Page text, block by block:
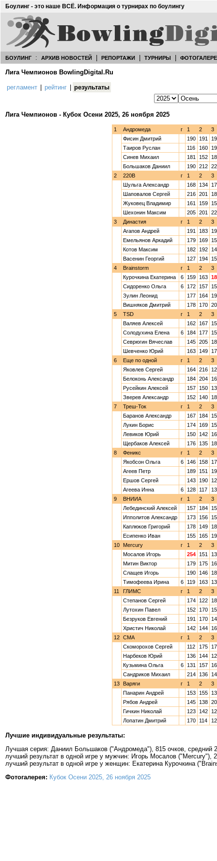
Боулинг - это наше ВСЁ. Информация о турнирах по боулингу
БОУЛИНГ : АРХИВ НОВОСТЕЙ РЕПОРТАЖИ ТУРНИРЫ
Лига Чемпионов BowlingDigital.Ru
регламент рейтинг результаты
Лига Чемпионов - Кубок Осени 2025, 26 ноября 2025
1 Андромеда г 1 2
3
Фисин Дмитрий
190 191
Таиров Руслан
116 160
Синев Михаил
181 152
Большаков Даниил
190 212
2
220В г 1 2
3
Шульга Александр
168 134
Шаповалов Сергей
216 201
Жуковец Владимир
161 159
Шехонин Максим
205 201
3
Династия г 1 2
3
Агапов Андрей
191 183
Емельянов Аркадий
179 169
Котов Максим
182 192
Васенин Георгий
127 194
4
Brainstorm г 1 2
3
Курочкина Екатерина
6 159 163
Сидоренко Ольга
6 172 157
Зулин Леонид
177 164
Вишняков Дмитрий
178 170
5
TSD г 1 2
3
Валяев Алексей
162 167
Солодухина Елена
6 184 177
Севрюгин Вячеслав
145 205
Шевченко Юрий
163 149
6
Еще по одной г 1 2
3
Яковлев Сергей
164 216
Белоконь Александр
184 204
Русейкин Алексей
157 150
Зверев Александр
152 140
7
Треш-Ток г 1 2
3
Баранов Александр
167 184
Лукин Борис
174 169
Левиков Юрий
150 142
Щербаков Алексей
176 135
8
Феникс г 1 2
3
Якобсон Ольга
6 146 158
Агеев Петр
189 151
Ершов Сергей
143 190
Агеева Инна
6 128 117
9
ВНИИА г 1 2
3
Лебединский Алексей
157 184
Ипполитов Александр
173 156
Каплюков Григорий
178 149
Есипенко Иван
155 165
10
Mercury г 1 2
3
Мосалов Игорь
254 151
Митин Виктор
179 175
Слащев Игорь
190 146
Тимофеева Ирина
6 119 163
11
ГЛИМС г 1 2
3
Степанов Сергей
174 122
Лутохин Павел
152 170
Безруков Евгений
191 170
Христич Николай
142 144
12
CMA г 1 2
3
Скоморохов Сергей
112 175
Нарбеков Юрий
136 144
Кузьмина Ольга
6 131 157
Сандриков Михаил
214 136
13
Варяги г 1 2
3
Панарин Андрей
153 155
Рябов Андрей
145 138
Гичкин Николай
123 142
Лопатин Дмитрий
170 114
Лучшие индивидуальные результаты:
Лучшая серия: Даниил Большаков ("Андромеда"), 815 очков, средний
лучший результат в одной игре у мужчин: Игорь Мосалов ("Mercury"),
лучший результат в одной игре у женщин: Екатерина Курочкина
Фотогалерея: Кубок Осени 2025, 26 ноября 2025